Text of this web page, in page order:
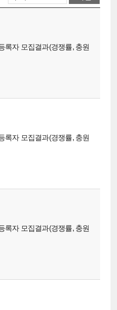
록자 모집결과(경쟁률, 충원
록자 모집결과(경쟁률, 충원
록자 모집결과(경쟁률, 충원